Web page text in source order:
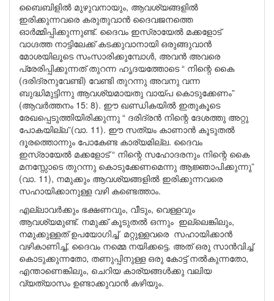
ബൈബിളിൽ മുഴുവനായും, ആവശ്യങ്ങളിൽ
ഇരിക്കുന്നവരെ കരുതുവാൻ ദൈവജനത്തെ
ഓർമ്മിപ്പിക്കുന്നുണ്ട്. ദൈവം ഇസ്രായേൽ മക്കളോട്
വാഗ്ദത്ത നാട്ടിലേക്ക് കടക്കുവാനായി ഒരുങ്ങുവാൻ
മോശയിലൂടെ സംസാരിക്കുമ്പോൾ, അവൻ അവരെ
പ്രേരിപ്പിക്കുന്നത് തുറന്ന ഹൃദയത്തോടെ “ നിന്റെ കൈ
(ദരിദ്രനുവേണ്ടി) വേണ്ടി തുറന്നു അവനു വന്ന
ബുദ്ധിമുട്ടിന്നു ആവശ്യമായതു വായ്പ കൊടുക്കേണം”
(ആവർത്തനം 15: 8). ഈ ഖണ്ഡികയിൽ ഇതുകൂടെ
രേഖപ്പെടുത്തിയിരിക്കുന്നു “ ദരിദ്രൻ നിന്റെ ദേശത്തു അറ്റു
പോകയില്ല”(വാ. 11). ഈ സത്യം കാണാൻ കൂടുതൽ
ദൂരത്തൊന്നും പോകേണ്ട കാര്യമില്ല. ദൈവം
ഇസ്രായേൽ മക്കളോട് “ നിന്റെ സഹോദരനും നിന്റെ കൈ
മനസ്സോടെ തുറന്നു കൊടുക്കേണമെന്നു ആജ്ഞാപിക്കുന്നു”
(വാ. 11), നമുക്കും ആവശ്യങ്ങളിൽ ഇരിക്കുന്നവരെ
സഹായിക്കാനുള്ള വഴി കണ്ടെത്താം.
എല്ലാവർക്കും ഭക്ഷണവും, വീടും, വെള്ളവും
ആവശ്യമുണ്ട്. നമുക്ക് കൂടുതൽ ഒന്നും ഇല്ലെങ്കിലും,
നമുക്കുള്ളത് ഉപയോഗിച്ച് മറ്റുള്ളവരെ സഹായിക്കാൻ
വഴികാണിച്ച്, ദൈവം നമ്മെ നയിക്കട്ടെ. അത് ഒരു സാൻവിച്ച്
കൊടുക്കുന്നതോ, തണുപ്പിനുള്ള ഒരു കോട്ട് നൽകുന്നതോ,
എന്താണെങ്കിലും, ചെറിയ കാര്യങ്ങൾക്കു വലിയ
വ്യത്യാസം ഉണ്ടാക്കുവാൻ കഴിയും.